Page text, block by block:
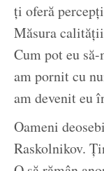
ți oferă
Măsura
Cum pot eu
am pornit cu
am devenit eu
Oameni
Raskolnikov.